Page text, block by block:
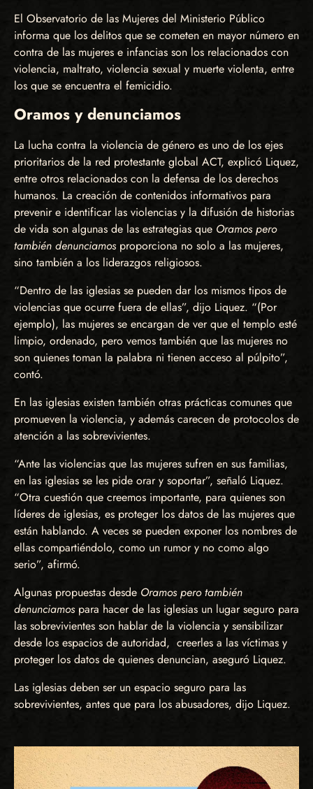
El Observatorio de las Mujeres del Ministerio Público
informa que los delitos que se cometen en mayor número en
contra de las mujeres e infancias son los relacionados con
violencia, maltrato, violencia sexual y muerte violenta, entre
los que se encuentra el femicidio.
Oramos y denunciamos
La lucha contra la violencia de género es uno de los ejes
prioritarios de la red protestante global ACT, explicó Liquez,
entre otros relacionados con la defensa de los derechos
humanos. La creación de contenidos informativos para
prevenir e identificar las violencias y la difusión de historias
de vida son algunas de las estrategias que Oramos pero
también denunciamosproporciona no solo a las mujeres,
sino también a los liderazgos religiosos.
“Dentro de las iglesias se pueden dar los mismos tipos de
violencias que ocurre fuera de ellas”, dijo Liquez. “(Por
ejemplo), las mujeres se encargan de ver que el templo esté
limpio, ordenado, pero vemos también que las mujeres no
son quienes toman la palabra ni tienen acceso al púlpito”,
contó.
En las iglesias existen también otras prácticas comunes que
promueven la violencia, y además carecen de protocolos de
atención a las sobrevivientes.
“Ante las violencias que las mujeres sufren en sus familias,
en las iglesias se les pide orar y soportar”, señaló Liquez.
“Otra cuestión que creemos importante, para quienes son
líderes de iglesias, es proteger los datos de las mujeres que
están hablando. A veces se pueden exponer los nombres de
ellas compartiéndolo, como un rumor y no como algo
serio”, afirmó.
Algunas propuestas desde Oramos pero también
denunciamospara hacer de las iglesias un lugar seguro para
las sobrevivientes son hablar de la violencia y sensibilizar
desde los espacios de autoridad, creerles a las víctimas y
proteger los datos de quienes denuncian, aseguró Liquez.
Las iglesias deben ser un espacio seguro para las
sobrevivientes, antes que para los abusadores, dijo Liquez.